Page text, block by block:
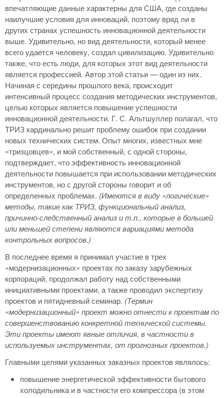
впечатляющие данные характерны для США, где созданы
наилучшие условия для инноваций, поэтому вряд ли в
других странах успешность инновационной деятельности
выше. Удивительно, но вид деятельности, который менее
всего удается человеку, создал цивилизацию. Удивительно
также, что есть люди, для которых этот вид деятельности
является профессией. Автор этой статьи — один из них.
Начиная с середины прошлого века, происходит
интенсивный процесс создания методических инструментов,
целью которых является повышение успешности
инновационной деятельности. Г. С. Альтшуллер полагал, что
ТРИЗ кардинально решит проблему ошибок при создании
новых технических систем. Опыт многих, известных мне
«тризцовцев», и мой собственный, с одной стороны,
подтверждает, что эффективность инновационной
деятельности повышается при использовании методических
инструментов, но с другой стороны говорит и об
определенных проблемах. (Имеются в виду «логические»
методы, такие как ТРИЗ, функциональный анализ,
причинно-следственный анализ и т.п., которые в большей
или меньшей степени являются вариациями метода
контрольных вопросов.)
В последнее время я принимал участие в трех
«модернизационных» проектах по заказу зарубежных
корпораций, продолжал работу над собственными
инициативными проектами, а также проводил экспертизу
проектов и пятидневный семинар. (Термин
«модернизационный» проект можно отнести к проектам по
совершенствованию конкретной технической системы.
Эти проекты имеют явные отличия, в частности в
используемых инструментах, от прогнозных проектов.)
Главными целями указанных заказных проектов являлось:
повышение энергетической эффективности бытового
холодильника и в частности его компрессора (в этом